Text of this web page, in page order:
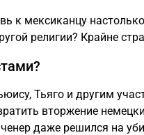
к мексиканцу
религии? Крайне
Тьяго и другим
вторжение
даже решился на